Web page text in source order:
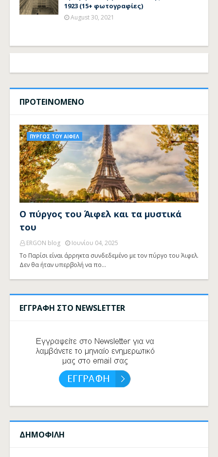
1923 (15+ φωτογραφίες)
August 30, 2021
ΠΡΟΤΕΙΝΟΜΕΝΟ
ΠΥΡΓΟΣ ΤΟΥ ΑΙΦΕΛ
Ο πύργος του Άιφελ και τα μυστικά
του
ERGON blog
Ιουνίου 04, 2025
Το Παρίσι είναι άρρηκτα συνδεδεμένο με τον πύργο του Άιφελ.
Δεν θα ήταν υπερβολή να πο…
ΕΓΓΡΑΦΗ ΣΤΟ NEWSLETTER
ΔΗΜΟΦΙΛΗ